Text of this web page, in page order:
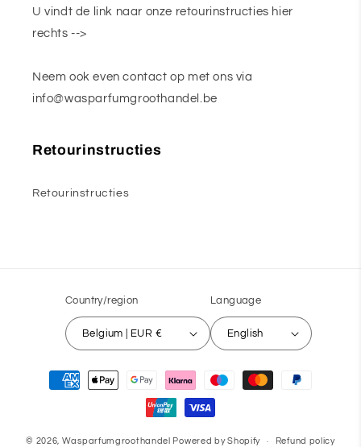
U vindt de link naar onze retourinstructies hier
rechts -->
Neem ook even contact op met ons via
info@wasparfumgroothandel.be
Retourinstructies
Retourinstructies
Country/region
Belgium | EUR €
Language
English
Payment
© 2026, Wasparfumgroothandel Powered by Shopify Refund policy